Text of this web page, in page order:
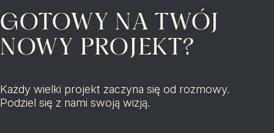
GOTOWY NA TWÓJ
NOWY PROJEKT?
Każdy wielki projekt zaczyna się od rozmowy.
Podziel się z nami swoją wizją.